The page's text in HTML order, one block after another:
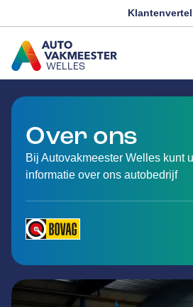
WELLES
GA NAAR DE HOMEPAGINA
Over ons
Bij Autovakmeester Welles kunt
informatie over ons autobedrijf